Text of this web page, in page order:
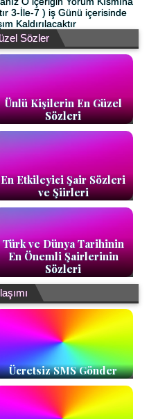
3-İle-7 ) iş Günü içerisinde
Kaldırılacaktır
Sözler
Ünlü Kişilerin En Güzel
Sözleri
En Etkileyici Şair Sözleri
ve Şiirleri
Türk ve Dünya Tarihinin
En Önemli Şairlerinin
Sözleri
Ücretsiz SMS Gönder